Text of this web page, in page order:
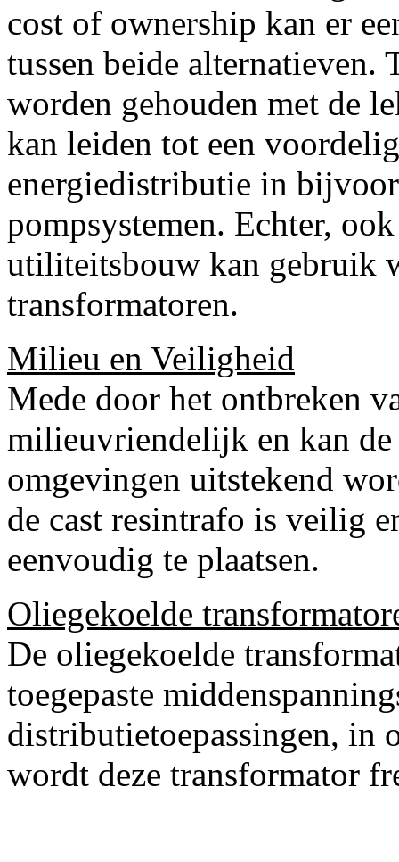
cost of ownership kan er
tussen beide alternatieven.
worden gehouden met de
kan leiden tot een
energiedistributie in
pompsystemen. Echter,
utiliteitsbouw kan gebruik
transformatoren.
Milieu en Veiligheid
Mede door het ontbreken
milieuvriendelijk en kan
omgevingen uitstekend
de cast resintrafo is veilig
eenvoudig te plaatsen.
Oliegekoelde
De oliegekoelde
toegepaste
distributietoepassingen, in
wordt deze transformator